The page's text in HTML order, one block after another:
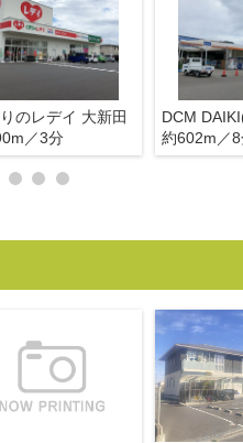
のレデイ 大新田
／3分
約602m／